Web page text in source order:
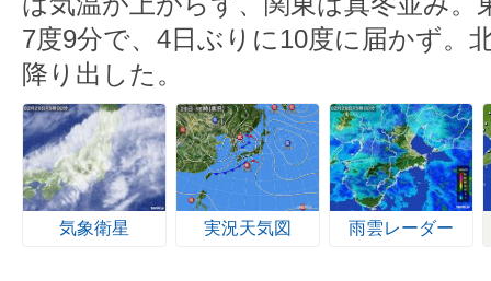
7度9分で、4日ぶりに10度に届かず。
降り出した。
気象衛星 実況天気図 雨雲レーダー